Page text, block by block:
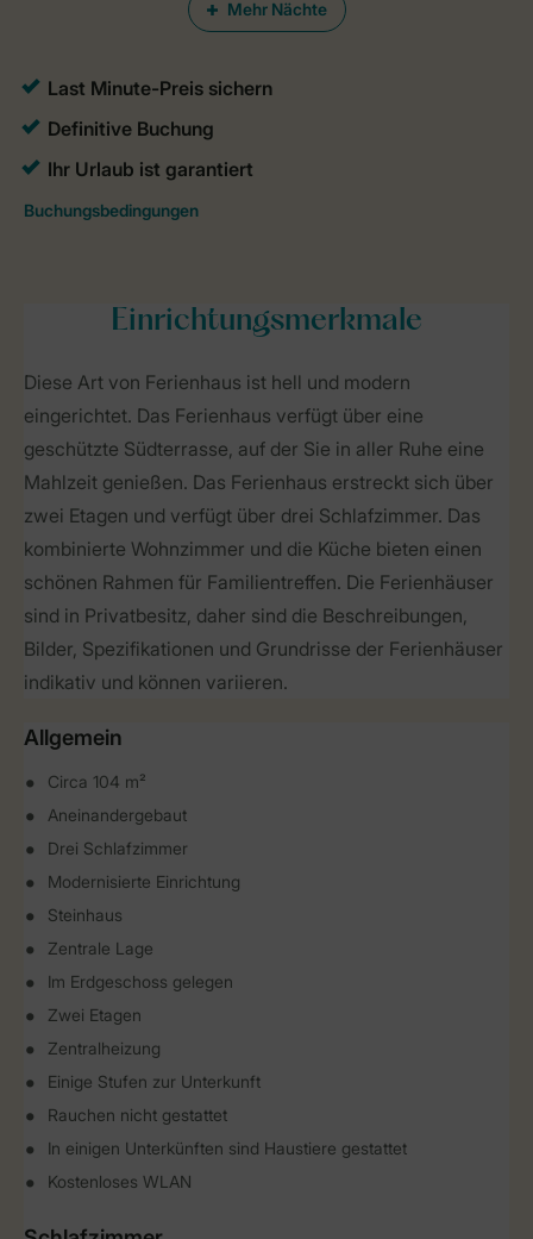
Mehr Nächte
Einrichtungsmerkmale
Diese Art von Ferienhaus ist hell und modern
eingerichtet. Das Ferienhaus verfügt über eine
geschützte Südterrasse, auf der Sie in aller Ruhe eine
Mahlzeit genießen. Das Ferienhaus erstreckt sich über
zwei Etagen und verfügt über drei Schlafzimmer. Das
kombinierte Wohnzimmer und die Küche bieten einen
schönen Rahmen für Familientreffen. Die Ferienhäuser
sind in Privatbesitz, daher sind die Beschreibungen,
Bilder, Spezifikationen und Grundrisse der Ferienhäuser
indikativ und können variieren.
Allgemein
Circa 104 m²
Aneinandergebaut
Drei Schlafzimmer
Modernisierte Einrichtung
Steinhaus
Zentrale Lage
Im Erdgeschoss gelegen
Zwei Etagen
Zentralheizung
Einige Stufen zur Unterkunft
Rauchen nicht gestattet
In einigen Unterkünften sind Haustiere gestattet
Kostenloses WLAN